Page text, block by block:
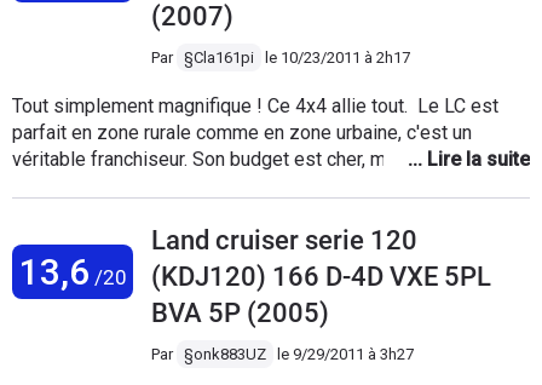
(2007)
Par §Cla161pi le 10/23/2011 à 2h17
Tout simplement magnifique ! Ce 4x4 allie tout. Le LC est
parfait en zone rurale comme en zone urbaine, c'est un
véritable franchiseur. Son budget est cher, mais il vaut le
rien. Ces équipements de séries sont sympa. Voiture très
fiable. "L'essayer, c'est l'adopter."
13,6 /20
Land cruiser serie 120
(KDJ120) 166 D-4D VXE 5PL
BVA 5P (2005)
Par §onk883UZ le 9/29/2011 à 3h27